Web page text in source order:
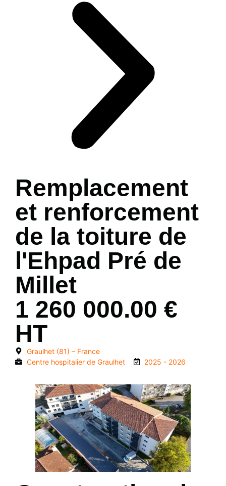
Remplacement
et renforcement
de la toiture de
l'Ehpad Pré de
Millet
1 260 000.00 €
HT
Graulhet (81) – France
Centre hospitalier de Graulhet
2025 - 2026